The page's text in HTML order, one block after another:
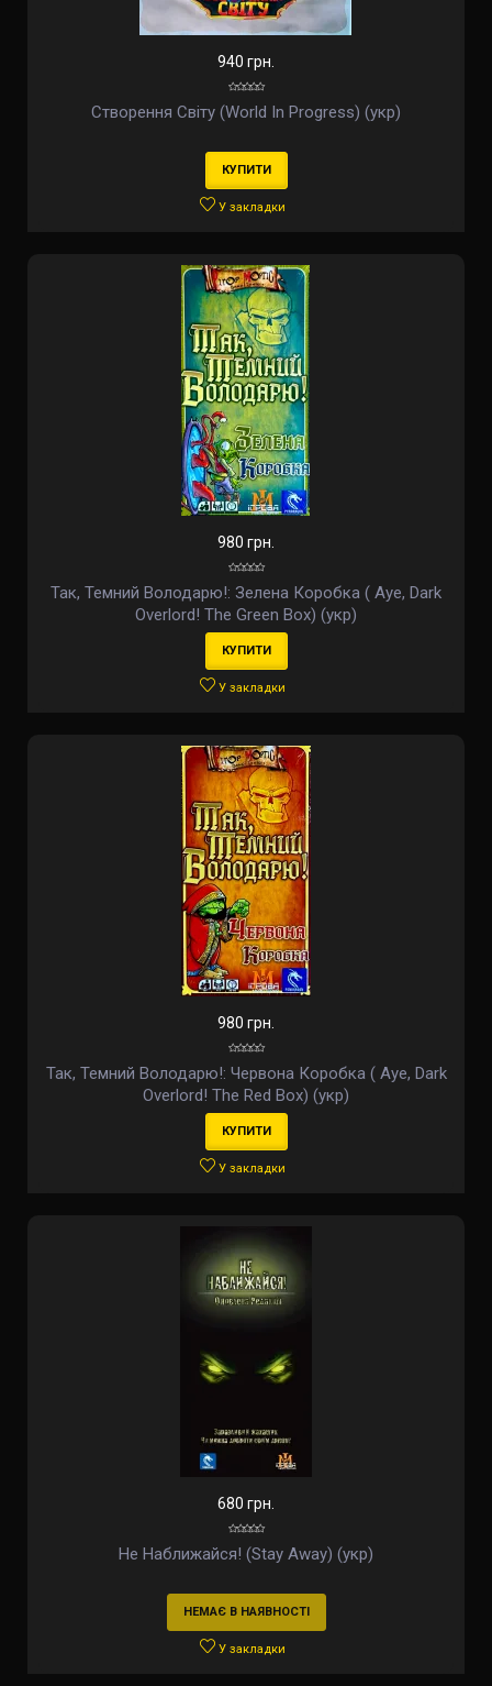
940 грн.
Створення Світу (World In Progress) (укр)
КУПИТИ
У закладки
980 грн.
Так, Темний Володарю!: Зелена Коробка ( Aye, Dark
Overlord! The Green Box) (укр)
КУПИТИ
У закладки
980 грн.
Так, Темний Володарю!: Червона Коробка ( Aye, Dark
Overlord! The Red Box) (укр)
КУПИТИ
У закладки
680 грн.
Не Наближайся! (Stay Away) (укр)
НЕМАЄ В НАЯВНОСТІ
У закладки